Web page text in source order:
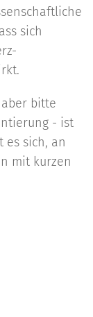
sich
bitte
- ist
es sich, an
mit kurzen